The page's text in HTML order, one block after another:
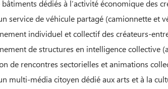
dédiés à l’activité économique des
service de véhicule partagé (camionnette et
individuel et collectif des créateurs-
de structures en intelligence collective
de rencontres sectorielles et animations
multi-média citoyen dédié aux arts et à la